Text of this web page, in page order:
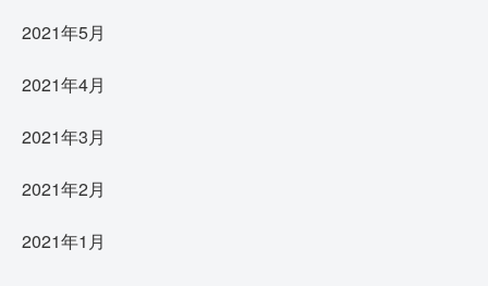
2021年5月
2021年4月
2021年3月
2021年2月
2021年1月